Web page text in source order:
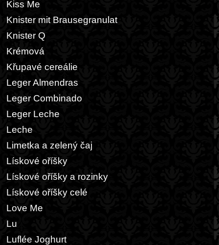
Kiss Me
Knister mit Brausegranulat
Knister Q
Krémová
Křupavé cereálie
Leger Almendras
Leger Combinado
Leger Leche
Leche
Limetka a zelený čaj
Lískové oříšky
Lískové oříšky a rozinky
Lískové oříšky celé
Love Me
Lu
Luflée Joghurt